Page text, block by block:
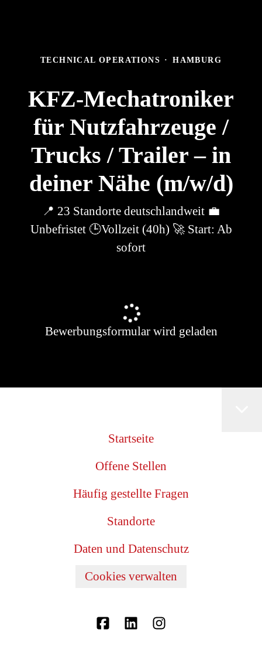
TECHNICAL OPERATIONS · HAMBURG
KFZ-Mechatroniker
für Nutzfahrzeuge /
Trucks / Trailer – in
deiner Nähe (m/w/d)
📍 23 Standorte deutschlandweit 💼
Unbefristet 🕒Vollzeit (40h) 🚀 Start: Ab
sofort
Bewerbungsformular wird geladen
Startseite
Offene Stellen
Häufig gestellte Fragen
Standorte
Daten und Datenschutz
Cookies verwalten